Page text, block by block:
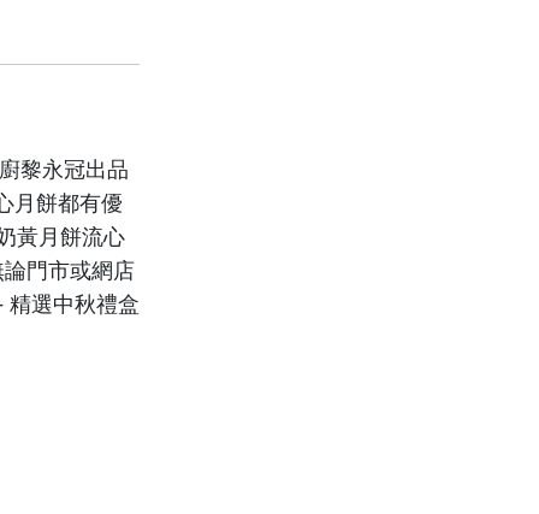
黎永冠出品
月餅都有優
黃月餅流心
門市或網店
選中秋禮盒